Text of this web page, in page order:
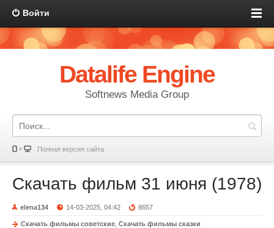
Войти
Datalife Engine
Softnews Media Group
Полная версия сайта
Скачать фильм 31 июня (1978)
elena134 14-03-2025, 04:42 8657
Скачать фильмы советские Скачать фильмы сказки